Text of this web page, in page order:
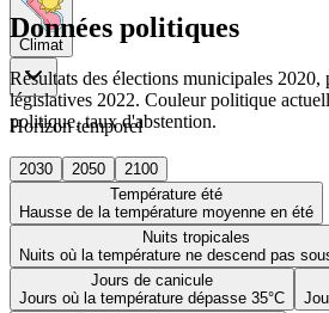
Climat
Horizon temporel
2030 2050
2100
Température été
Hausse de la température moyenne en été
Nuits tropicales
Nuits où la température ne descend pas
Jours de canicule
Jours où la température dépasse 35°C
Données politiques
Résultats des élections municipales 2020,
législatives 2022. Couleur politique
politique, taux d'abstention.